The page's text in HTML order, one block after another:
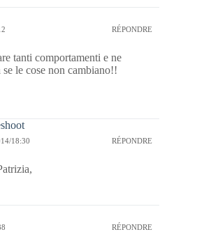
RÉPONDRE
tanti comportamenti e ne
le cose non cambiano!!
18:30 RÉPONDRE
RÉPONDRE